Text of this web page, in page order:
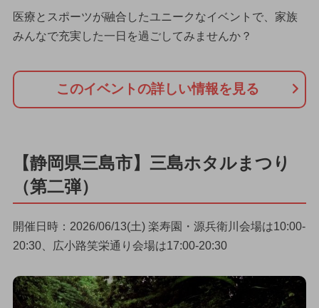
医療とスポーツが融合したユニークなイベントで、家族
みんなで充実した一日を過ごしてみませんか？
このイベントの詳しい情報を見る
【静岡県三島市】三島ホタルまつり
（第二弾）
開催日時：2026/06/13(土) 楽寿園・源兵衛川会場は10:00-
20:30、広小路笑栄通り会場は17:00-20:30